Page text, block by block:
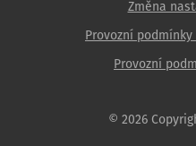
Změna
Provozní
Provozní
© 2026